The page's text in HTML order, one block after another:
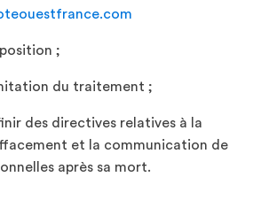
;
du traitement ;
des directives relatives à la
et la communication de
après sa mort.